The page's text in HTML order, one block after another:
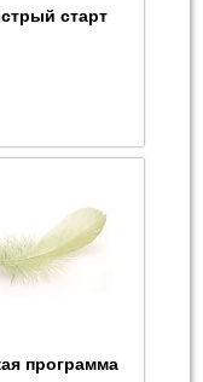
старт
программа